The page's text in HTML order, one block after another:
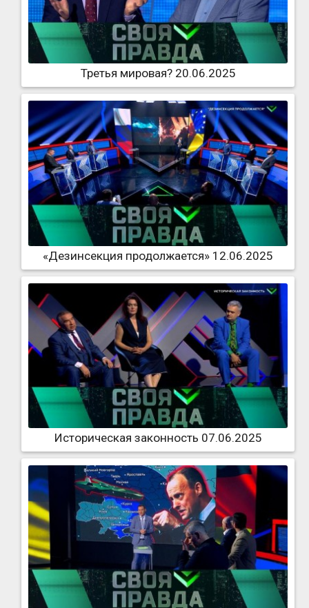
Третья мировая? 20.06.2025
«Дезинсекция продолжается» 12.06.2025
Историческая законность 07.06.2025